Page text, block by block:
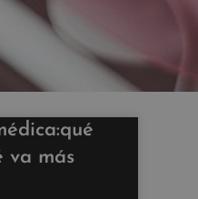
va más